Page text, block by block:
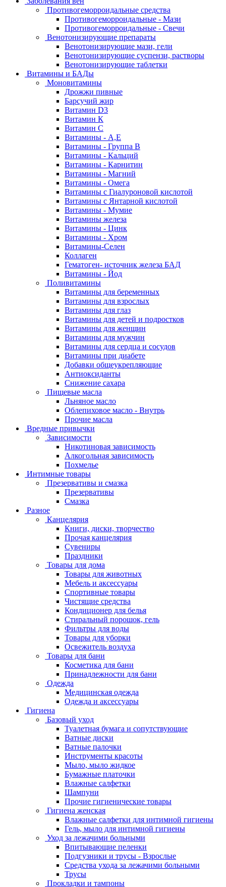
Противогеморроидальные средства
Противогеморроидальные - Мази
Противогеморроидальные - Свечи
Венотонизирующие препараты
Венотонизирующие мази, гели
Венотонизирующие суспензи, растворы
Венотонизирующие таблетки
Витамины и БАДы
Моновитамины
Дрожжи пивные
Барсучий жир
Витамин D3
Витамин К
Витамин С
Витамины - А,Е
Витамины - Группа В
Витамины - Кальций
Витамины - Карнитин
Витамины - Магний
Витамины - Омега
Витамины с Гиалуроновой кислотой
Витамины с Янтарной кислотой
Витамины - Мумие
Витамины железа
Витамины - Цинк
Витамины - Хром
Витамины-Селен
Коллаген
Гематоген- источник железа БАД
Витамины - Йод
Поливитамины
Витамины для беременных
Витамины для взрослых
Витамины для глаз
Витамины для детей и подростков
Витамины для женщин
Витамины для мужчин
Витамины для сердца и сосудов
Витамины при диабете
Добавки общеукрепляющие
Антиоксиданты
Снижение сахара
Пищевые масла
Льняное масло
Облепиховое масло - Внутрь
Прочие масла
Вредные привычки
Зависимости
Никотиновая зависимость
Алкогольная зависимость
Похмелье
Интимные товары
Презервативы и смазка
Презервативы
Смазка
Разное
Канцелярия
Книги, диски, творчество
Прочая канцелярия
Сувениры
Праздники
Товары для дома
Товары для животных
Мебель и аксессуары
Спортивные товары
Чистящие средства
Кондиционер для белья
Стиральный порошок, гель
Фильтры для воды
Товары для уборки
Освежитель воздуха
Товары для бани
Косметика для бани
Принадлежности для бани
Одежда
Медицинская одежда
Одежда и аксессуары
Гигиена
Базовый уход
Туалетная бумага и сопутствующие
Ватные диски
Ватные палочки
Инструменты красоты
Мыло, мыло жидкое
Бумажные платочки
Влажные салфетки
Шампуни
Прочие гигиенические товары
Гигиена женская
Влажные салфетки для интимной гигиены
Гель, мыло для интимной гигиены
Уход за лежачими больными
Впитывающие пеленки
Подгузники и трусы - Взрослые
Средства ухода за лежачими больными
Трусы
Прокладки и тампоны